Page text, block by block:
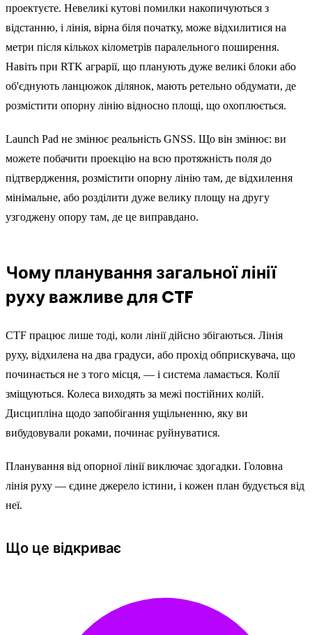
проектуєте. Невеликі кутові помилки накопичуються з
відстанню, і лінія, вірна біля початку, може відхилитися на
метри після кількох кілометрів паралельного поширення.
Навіть при RTK аграрії, що планують дуже великі блоки або
об'єднують ланцюжок ділянок, мають ретельно обдумати, де
розмістити опорну лінію відносно площі, що охоплюється.
Launch Pad не змінює реальність GNSS. Що він змінює: ви
можете побачити проекцію на всю протяжність поля до
підтвердження, розмістити опорну лінію там, де відхилення
мінімальне, або розділити дуже велику площу на другу
узгоджену опору там, де це виправдано.
Чому планування загальної лінії
руху важливе для CTF
CTF працює лише тоді, коли лінії дійсно збігаються. Лінія
руху, відхилена на два градуси, або прохід обприскувача, що
починається не з того місця, — і система ламається. Колії
зміщуються. Колеса виходять за межі постійних колій.
Дисципліна щодо запобігання ущільненню, яку ви
вибудовували роками, починає руйнуватися.
Планування від опорної лінії виключає здогадки. Головна
лінія руху — єдине джерело істини, і кожен план будується від
неї.
Що це відкриває